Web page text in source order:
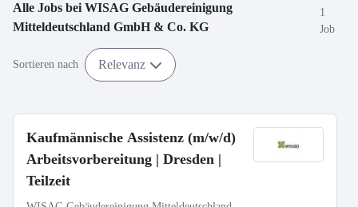
Alle Jobs bei WISAG Gebäudereinigung
Mitteldeutschland GmbH & Co. KG
1
Job
Sortieren nach Relevanz
Kaufmännische Assistenz (m/w/d)
Arbeitsvorbereitung | Dresden |
Teilzeit